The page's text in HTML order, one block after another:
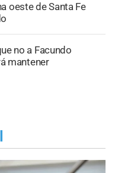
oeste de Santa Fe
no a Facundo
mantener